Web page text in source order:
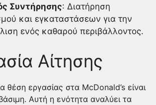
Συντήρησης: Διατήρηση
και εγκαταστάσεων για την
ενός καθαρού περιβάλλοντος.
Αίτησης
θέση εργασίας στα McDonald’s είναι
Αυτή η ενότητα αναλύει τα